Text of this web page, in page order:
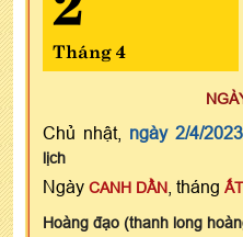
Tháng 4
Chủ nhật, ngày 2/4/2023
lịch
Ngày CANH DẦN , tháng
Hoàng đạo (thanh long